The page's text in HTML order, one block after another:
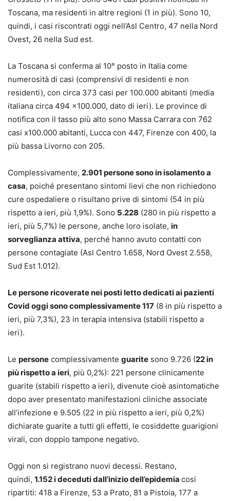
Toscana, ma residenti in altre regioni (1 in più). Sono 10,
quindi, i casi riscontrati oggi nell’Asl Centro, 47 nella Nord
Ovest, 26 nella Sud est.
La Toscana si conferma al 10° posto in Italia come
numerosità di casi (comprensivi di residenti e non
residenti), con circa 373 casi per 100.000 abitanti (media
italiana circa 494 x100.000, dato di ieri). Le province di
notifica con il tasso più alto sono Massa Carrara con 762
casi x100.000 abitanti, Lucca con 447, Firenze con 400, la
più bassa Livorno con 205.
Complessivamente, 2.901 persone sono in isolamento a
casa, poiché presentano sintomi lievi che non richiedono
cure ospedaliere o risultano prive di sintomi (54 in più
rispetto a ieri, più 1,9%). Sono 5.228 (280 in più rispetto a
ieri, più 5,7%) le persone, anche loro isolate, in
sorveglianza attiva, perché hanno avuto contatti con
persone contagiate (Asl Centro 1.658, Nord Ovest 2.558,
Sud Est 1.012).
Le persone ricoverate nei posti letto dedicati ai pazienti
Covid oggi sono complessivamente 117 (8 in più rispetto a
ieri, più 7,3%), 23 in terapia intensiva (stabili rispetto a
ieri).
Le persone complessivamente guarite sono 9.726 (22 in
più rispetto a ieri, più 0,2%): 221 persone clinicamente
guarite (stabili rispetto a ieri), divenute cioè asintomatiche
dopo aver presentato manifestazioni cliniche associate
all’infezione e 9.505 (22 in più rispetto a ieri, più 0,2%)
dichiarate guarite a tutti gli effetti, le cosiddette guarigioni
virali, con doppio tampone negativo.
Oggi non si registrano nuovi decessi. Restano,
quindi, 1.152 i deceduti dall’inizio dell’epidemia cosi
ripartiti: 418 a Firenze, 53 a Prato, 81 a Pistoia, 177 a